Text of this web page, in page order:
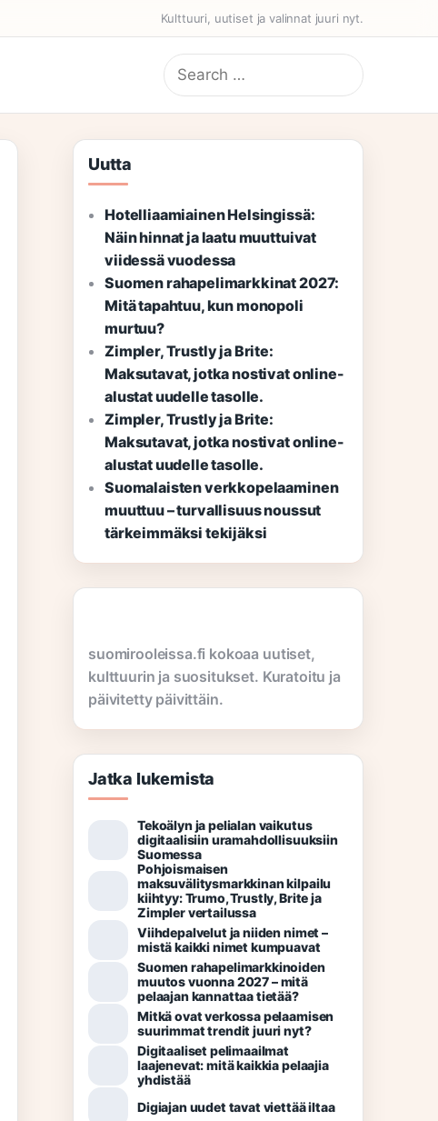
Kulttuuri, uutiset ja valinnat juuri nyt.
Search
for:
Uutta
Hotelliaamiainen Helsingissä:
Näin hinnat ja laatu muuttuivat
viidessä vuodessa
Suomen rahapelimarkkinat 2027:
Mitä tapahtuu, kun monopoli
murtuu?
Zimpler, Trustly ja Brite:
Maksutavat, jotka nostivat online-
alustat uudelle tasolle.
Zimpler, Trustly ja Brite:
Maksutavat, jotka nostivat online-
alustat uudelle tasolle.
Suomalaisten verkkopelaaminen
muuttuu – turvallisuus noussut
tärkeimmäksi tekijäksi
suomirooleissa.fi kokoaa uutiset,
kulttuurin ja suositukset. Kuratoitu ja
päivitetty päivittäin.
Jatka lukemista
Tekoälyn ja pelialan vaikutus
digitaalisiin uramahdollisuuksiin
Suomessa
Pohjoismaisen
maksuvälitysmarkkinan kilpailu
kiihtyy: Trumo, Trustly, Brite ja
Zimpler vertailussa
Viihdepalvelut ja niiden nimet –
mistä kaikki nimet kumpuavat
Suomen rahapelimarkkinoiden
muutos vuonna 2027 – mitä
pelaajan kannattaa tietää?
Mitkä ovat verkossa pelaamisen
suurimmat trendit juuri nyt?
Digitaaliset pelimaailmat
laajenevat: mitä kaikkia pelaajia
yhdistää
Digiajan uudet tavat viettää iltaa